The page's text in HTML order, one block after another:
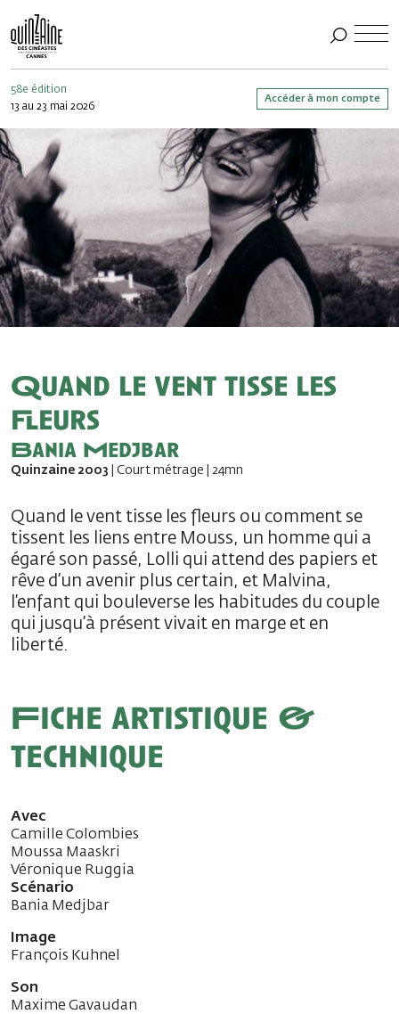
58e édition
13 au 23 mai 2026
Accéder à mon compte
Quand le vent tisse les
fleurs
Bania Medjbar
Quinzaine 2003 | Court métrage | 24mn
Quand le vent tisse les fleurs ou comment se
tissent les liens entre Mouss, un homme qui a
égaré son passé, Lolli qui attend des papiers et
rêve d’un avenir plus certain, et Malvina,
l’enfant qui bouleverse les habitudes du couple
qui jusqu’à présent vivait en marge et en
liberté.
Fiche artistique &
technique
Avec
Camille Colombies
Moussa Maaskri
Véronique Ruggia
Scénario
Bania Medjbar
Image
François Kuhnel
Son
Maxime Gavaudan